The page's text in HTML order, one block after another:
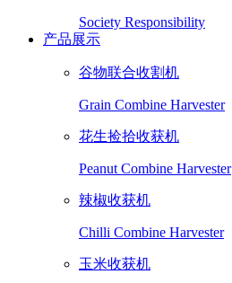
Society Responsibility
产品展示
谷物联合收割机
Grain Combine Harvester
花生捡拾收获机
Peanut Combine Harvester
辣椒收获机
Chilli Combine Harvester
玉米收获机